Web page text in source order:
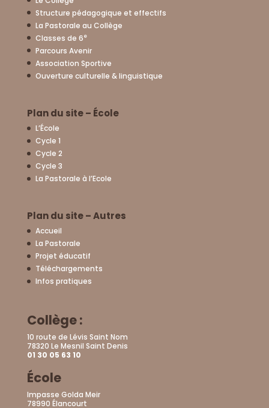
Structure pédagogique et effectifs
La Pastorale au Collège
Classes de 6e
Parcours Avenir
Association Sportive
Ouverture culturelle & linguistique
Plan du site – École
L’École
Cycle 1
Cycle 2
Cycle 3
La Pastorale à l’Ecole
Plan du site – Autres
Accueil
La Pastorale
Projet éducatif
Téléchargements
Infos pratiques
Collège :
10 route de Lévis Saint Nom
78320 Le Mesnil Saint Denis
01 30 05 63 10
École
Impasse Golda Meir
78990 Élancourt